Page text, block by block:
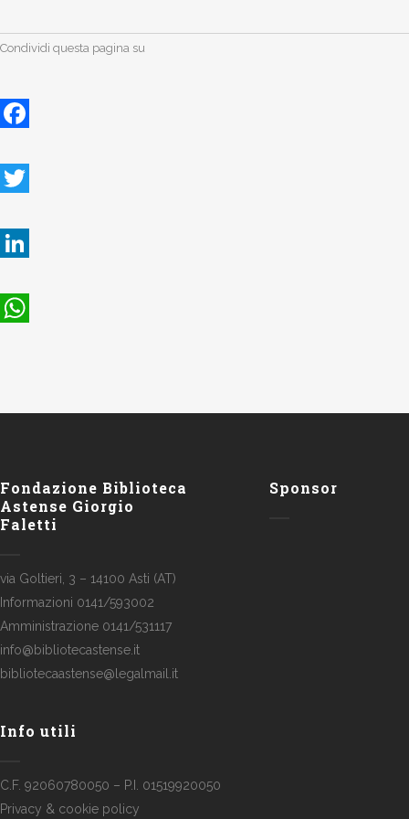
Condividi questa pagina su
Fondazione Biblioteca
Astense Giorgio
Faletti
via Goltieri, 3 – 14100 Asti (AT)
Informazioni 0141/593002
Amministrazione 0141/531117
info@bibliotecastense.it
bibliotecaastense@legalmail.it
Info utili
C.F. 92060780050 – P.I. 01519920050
Privacy & cookie policy
Sponsor